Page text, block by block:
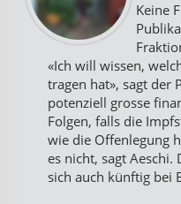
Keine
«Ich will wissen,
tragen hat», sagt der
potenziell grosse
Folgen, falls die
wie die Offenlegung
es nicht, sagt Aeschi.
sich auch künftig bei